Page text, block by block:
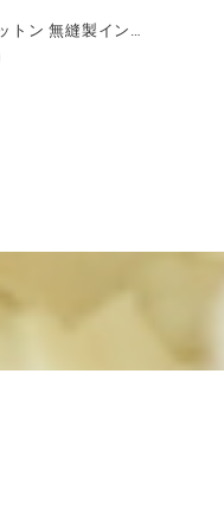
【日本製】オーガニックコットン 無縫製インナー